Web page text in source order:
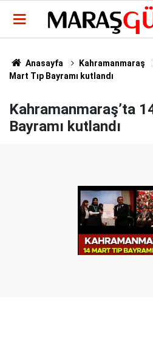
Anasayfa Kahramanmaraş
Mart Tıp Bayramı kutlandı
Kahramanmaraş’ta
Bayramı kutlandı